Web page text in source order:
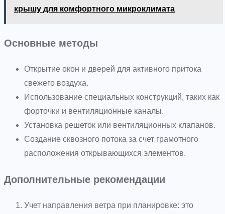
крышу для комфортного микроклимата
Основные методы
Открытие окон и дверей для активного притока
свежего воздуха.
Использование специальных конструкций, таких как
форточки и вентиляционные каналы.
Установка решеток или вентиляционных клапанов.
Создание сквозного потока за счет грамотного
расположения открывающихся элементов.
Дополнительные рекомендации
Учет направления ветра при планировке: это